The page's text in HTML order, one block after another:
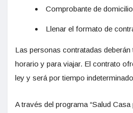
Comprobante de
Llenar el formato de
Las personas contratadas deberán
horario y para viajar. El contrato
ley y será por tiempo
A través del programa “Salud